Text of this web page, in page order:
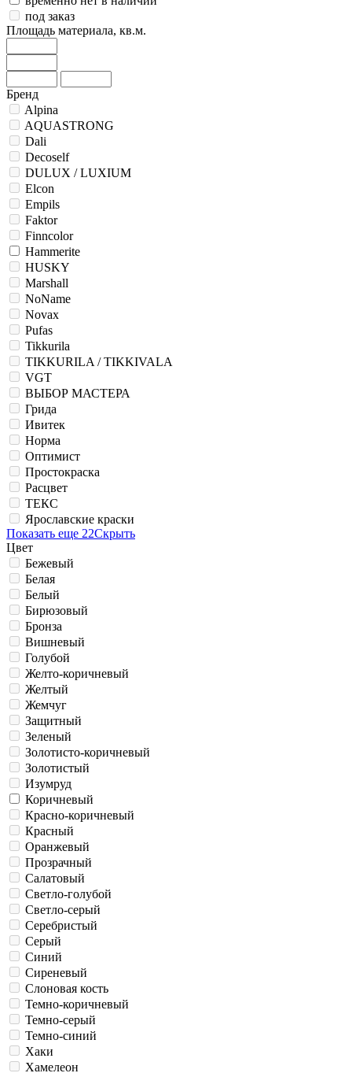
под заказ
Площадь материала, кв.м.
Бренд
Alpina
AQUASTRONG
Dali
Decoself
DULUX / LUXIUM
Elcon
Empils
Faktor
Finncolor
Hammerite
HUSKY
Marshall
NoName
Novax
Pufas
Tikkurila
TIKKURILA / TIKKIVALA
VGT
ВЫБОР МАСТЕРА
Грида
Ивитек
Норма
Оптимист
Простокраска
Расцвет
ТЕКС
Ярославские краски
Показать еще 22Скрыть
Цвет
Бежевый
Белая
Белый
Бирюзовый
Бронза
Вишневый
Голубой
Желто-коричневый
Желтый
Жемчуг
Защитный
Зеленый
Золотисто-коричневый
Золотистый
Изумруд
Коричневый
Красно-коричневый
Красный
Оранжевый
Прозрачный
Салатовый
Светло-голубой
Светло-серый
Серебристый
Серый
Синий
Сиреневый
Слоновая кость
Темно-коричневый
Темно-серый
Темно-синий
Хаки
Хамелеон